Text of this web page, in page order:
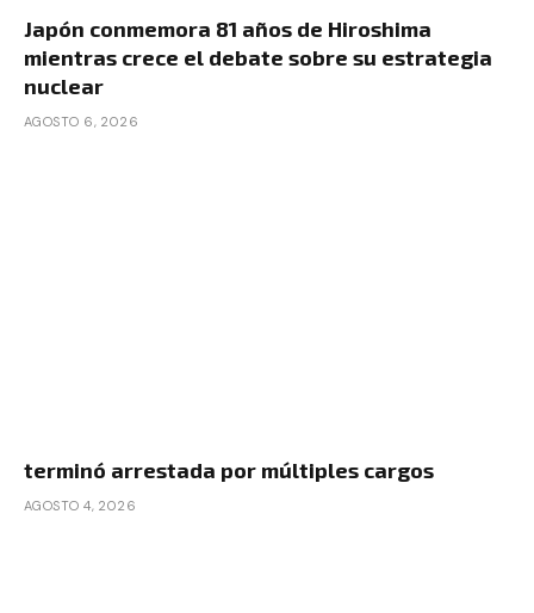
Japón conmemora 81 años de Hiroshima
mientras crece el debate sobre su estrategia
nuclear
AGOSTO 6, 2026
terminó arrestada por múltiples cargos
AGOSTO 4, 2026